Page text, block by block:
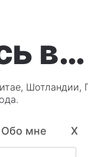
в…
Шотландии,
Обо мне X